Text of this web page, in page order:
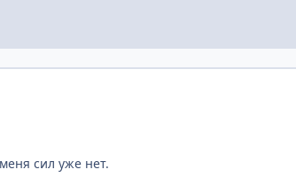
сил уже нет.